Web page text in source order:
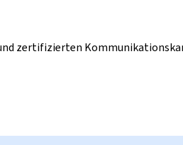
zertifizierten